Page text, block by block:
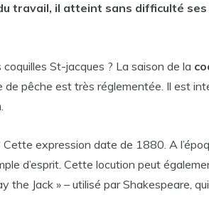
travail, il atteint sans difficulté
St-jacques ? La saison de la
de pêche est très réglementée. Il est
expression date de 1880. A
d’esprit. Cette locution peut
the Jack » – utilisé par Shakespeare,